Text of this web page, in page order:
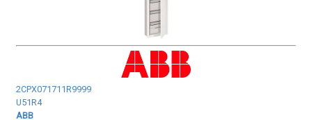
2CPX071711R9999
U51R4
ABB